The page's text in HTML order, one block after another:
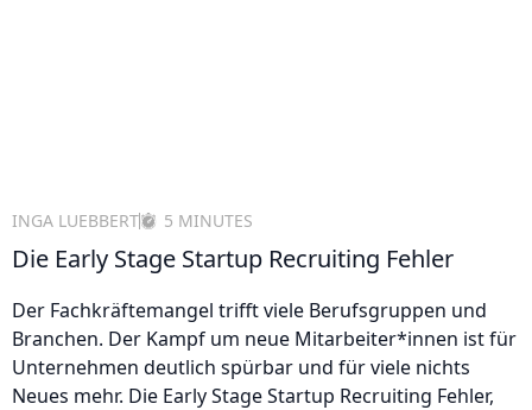
INGA LUEBBERT 5 MINUTES
Die Early Stage Startup Recruiting Fehler
Der Fachkräftemangel trifft viele Berufsgruppen und
Branchen. Der Kampf um neue Mitarbeiter*innen ist für
Unternehmen deutlich spürbar und für viele nichts
Neues mehr. Die Early Stage Startup Recruiting Fehler,